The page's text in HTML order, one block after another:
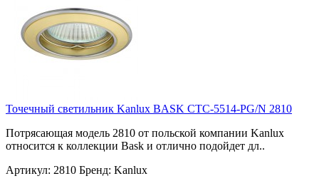
Точечный светильник Kanlux BASK CTC-5514-PG/N 2810
Потрясающая модель 2810 от польской компании Kanlux
относится к коллекции Bask и отлично подойдет дл..
Артикул: 2810 Бренд: Kanlux